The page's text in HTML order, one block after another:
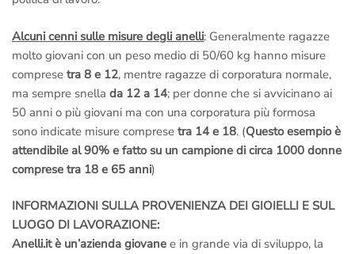
Alcuni cenni sulle misure degli anelli: Generalmente ragazze
molto giovani con un peso medio di 50/60 kg hanno misure
comprese tra 8 e 12, mentre ragazze di corporatura normale,
ma sempre snella da 12 a 14; per donne che si avvicinano ai
50 anni o più giovani ma con una corporatura più formosa
sono indicate misure comprese tra 14 e 18. (Questo esempio è
attendibile al 90% e fatto su un campione di circa 1000 donne
comprese tra 18 e 65 anni)
INFORMAZIONI SULLA PROVENIENZA DEI GIOIELLI E SUL
LUOGO DI LAVORAZIONE:
Anelli.it è un’azienda giovane e in grande via di sviluppo, la